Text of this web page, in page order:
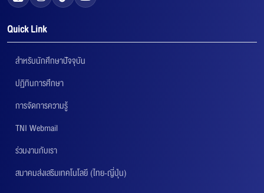
Quick Link
สำหรับนักศึกษาปัจจุบัน
ปฏิทินการศึกษา
การจัดการความรู้
TNI Webmail
ร่วมงานกับเรา
สมาคมส่งเสริมเทคโนโลยี (ไทย-ญี่ปุ่น)